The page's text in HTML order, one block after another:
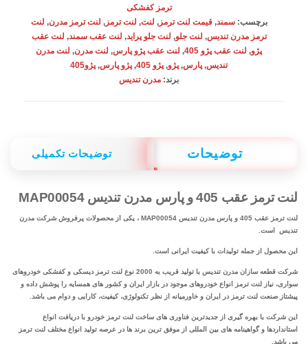
MAP00054
عدد
ترمز کفشکی
برچسب:سمند,قیمت لنت ترمز, لنت, لنت ترمز, لنت ترمز مدرن, لنت
ترمز مدرن تندیس, لنت جلو, لنت جلو پراید, لنت عقب سمند, لنت عقب
پژو, لنت عقب پژو 405 , لنت عقب پژو پارس, لنت مدرن, لنت مدرن
تندیس,پارس,پژو,پژو 405 ,پژو پارس,پژو405
برند: مدرن تندیس
توضیحات توضیحات تکمیلی
لنت ترمز عقب 405 و پارس مدرن تندیس MAP00054
لنت ترمز عقب 405 و پارس مدرن تندیس MAP00054 ، یکی از محصولات پرفروش شرکت مدرن
تندیس است.
این محصول از جمله تولیدات با کیفیت ایرانی است.
شرکت قطعه سازان مدرن تندیس با تولید قریب به 2000 نوع لنت ترمز دیسکی و کفشکی خودروهای
سواری، نیاز لنت ترمز انواع خودروهای موجود در بازار ایران و کشور های همسایه را پوشش داده و
پیشتاز صنعت لنت ترمز در ایران و خاورمیانه از نظر تکنولوژی، کیفیت، کارایی و دوام می باشد.
این شرکت با بهره‌ گیری از جدیدترین‌ فناوری‌ های ساخت لنت ترمز خودرو با دریافت انواع
استانداردها و گواهینامه‌ های بین ‌المللی از موفق ترین برند ها در عرصه تولید انواع مختلف لنت ترمز
می باشد.